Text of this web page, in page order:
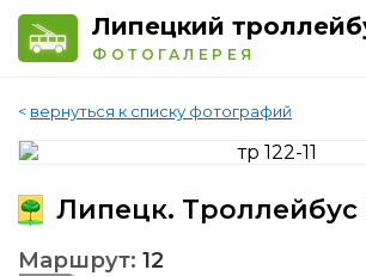
Липецкий
ФОТОГАЛЕРЕЯ
< вернуться к списку фотографий
Липецк. Троллейбус
Маршрут: 12